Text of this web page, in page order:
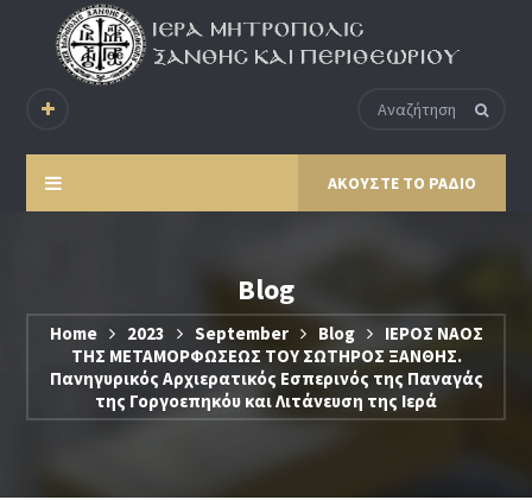
ΑΚΟΥΣΤΕ ΤΟ ΡΑΔΙΟ
Blog
Home 2023 September Blog
ΙΕΡΟΣ ΝΑΟΣ
ΤΗΣ ΜΕΤΑΜΟΡΦΩΣΕΩΣ ΤΟΥ ΣΩΤΗΡΟΣ ΞΑΝΘΗΣ.
Πανηγυρικός Αρχιερατικός Εσπερινός της Παναγάς
της Γοργοεπηκόυ και Λιτάνευση της Ιερά